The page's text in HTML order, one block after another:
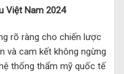
Việt Nam 2024
rõ ràng cho chiến lược
và cam kết không ngừng
thống thẩm mỹ quốc tế